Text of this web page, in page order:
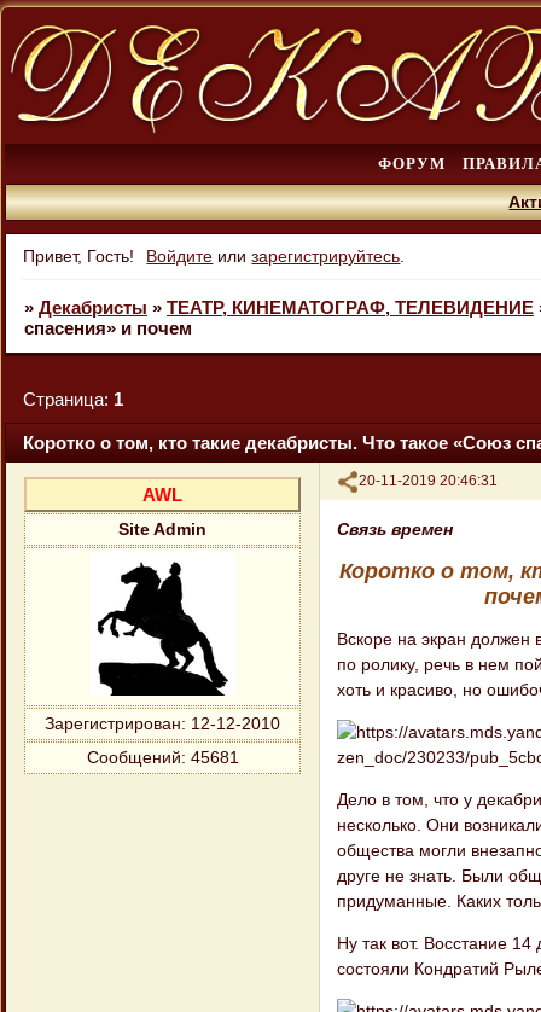
ФОРУМ
Привет, Гость! Войдите илизарегистрируйтесь
» Декабристы » ТЕАТР, КИНЕМАТОГРАФ, ТЕЛЕВИДЕНИЕ
спасения» и почем
Коротко о том, кто такие декабристы. Что такое «Союз
Страница: 1
Поделиться
20-11-2019 20:46:31
AWL
Site Admin
Зарегистрирован: 12-12-2010
Сообщений: 45681
Связь времен
Коротко о том,
Вскоре на экран должен
по ролику, речь в нем
хоть и красиво, но
Дело в том, что у
несколько. Они
общества могли
друге не знать. Были
придуманные. Каких
Ну так вот. Восстание
состояли Кондратий